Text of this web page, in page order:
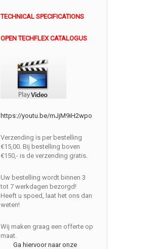
TECHNICAL SPECIFICATIONS
OPEN TECHFLEX CATALOGUS
https://youtu.be/mJjM9iH2wpo
Verzending is per bestelling
€15,00. Bij bestelling boven
€150,- is de verzending gratis.
Uw bestelling wordt binnen 3
tot 7 werkdagen bezorgd!
Heeft u spoed, laat het ons dan
weten!
Wij maken graag een offerte op
maat.
Ga hiervoor naar onze